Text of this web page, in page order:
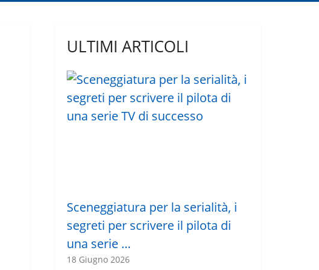
ULTIMI ARTICOLI
Sceneggiatura per la serialità, i
segreti per scrivere il pilota di
una serie …
18 Giugno 2026